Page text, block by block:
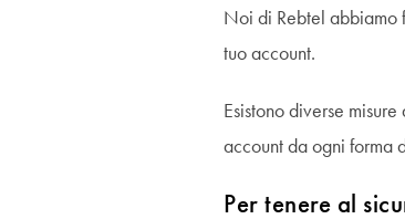
Noi di Rebtel abbiamo
tuo account.
Esistono diverse
account da ogni forma
Per tenere al